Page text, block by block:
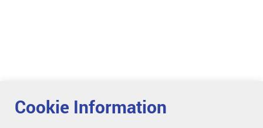
Cookie Information